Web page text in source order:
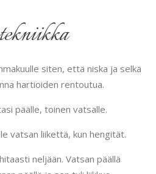
siten, että niska ja selkä
hartioiden rentoutua.
päälle, toinen vatsalle.
vatsan liikettä, kun hengität.
neljään. Vatsan päällä